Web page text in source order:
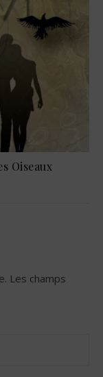
Oiseaux
Les champs